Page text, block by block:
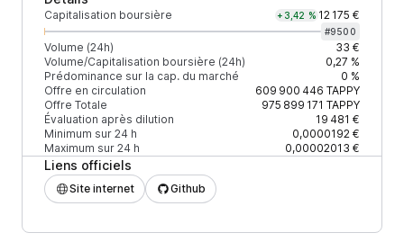
Capitalisation boursière +3,42 % 12 175 €
#9500
Volume (24h)
33 €
Volume/Capitalisation boursière (24h)
0,27 %
Prédominance sur la cap. du marché
0 %
Offre en circulation
609 900 446 TAPPY
Offre Totale
975 899 171 TAPPY
Évaluation après dilution
19 481 €
Minimum sur 24 h
0,0000192 €
Maximum sur 24 h
0,00002013 €
Liens officiels
Site internet Github